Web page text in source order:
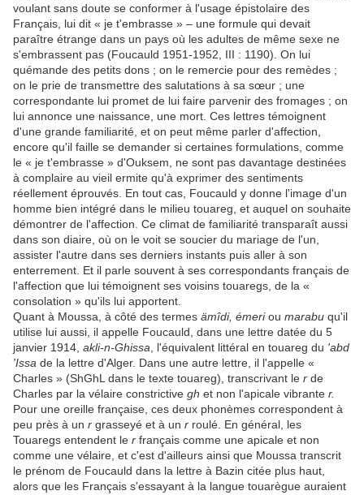
voulant sans doute se conformer à l'usage épistolaire des
Français, lui dit « je t'embrasse » – une formule qui devait
paraître étrange dans un pays où les adultes de même sexe ne
s'embrassent pas (Foucauld 1951-1952, III : 1190). On lui
quémande des petits dons ; on le remercie pour des remèdes ;
on le prie de transmettre des salutations à sa sœur ; une
correspondante lui promet de lui faire parvenir des fromages ; on
lui annonce une naissance, une mort. Ces lettres témoignent
d'une grande familiarité, et on peut même parler d'affection,
encore qu'il faille se demander si certaines formulations, comme
le « je t'embrasse » d'Ouksem, ne sont pas davantage destinées
à complaire au vieil ermite qu'à exprimer des sentiments
réellement éprouvés. En tout cas, Foucauld y donne l'image d'un
homme bien intégré dans le milieu touareg, et auquel on souhaite
démontrer de l'affection. Ce climat de familiarité transparaît aussi
dans son diaire, où on le voit se soucier du mariage de l'un,
assister l'autre dans ses derniers instants puis aller à son
enterrement. Et il parle souvent à ses correspondants français de
l'affection que lui témoignent ses voisins touaregs, de la «
consolation » qu'ils lui apportent.
Quant à Moussa, à côté des termes ämîdi, émeriou marabu qu'il
utilise lui aussi, il appelle Foucauld, dans une lettre datée du 5
janvier 1914, akli-n-Ghissa , l'équivalent littéral en touareg du 'abd
'Issa de la lettre d'Alger. Dans une autre lettre, il l'appelle «
Charles » (ShGhL dans le texte touareg), transcrivant le r de
Charles par la vélaire constrictive gh et non l'apicale vibrante r.
Pour une oreille française, ces deux phonèmes correspondent à
peu près à un r grasseyé et à un r roulé. En général, les
Touaregs entendent le r français comme une apicale et non
comme une vélaire, et c'est d'ailleurs ainsi que Moussa transcrit
le prénom de Foucauld dans la lettre à Bazin citée plus haut,
alors que les Français s'essayant à la langue touarègue auraient